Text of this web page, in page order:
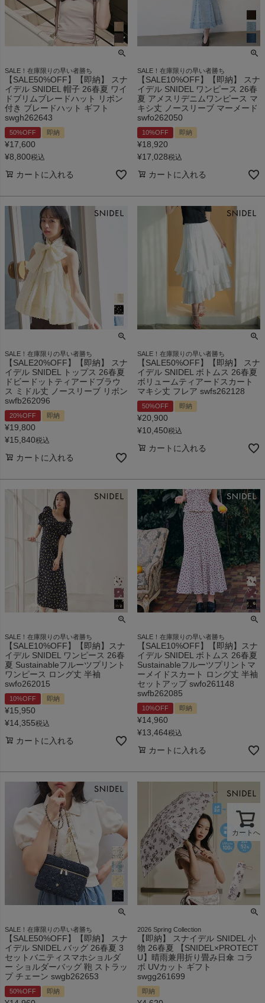
SALE！在庫限りの早い者勝ち
【SALE50%OFF】【即納】 スナ
イデル SNIDEL 帽子 26春夏 ワイ
ドブリムブレードハット リボン
付き ブレードハット ギフト
swgh262643
50%OFF 即納
¥17,600
¥8,800税込
カートに入れる
SALE！在庫限りの早い者勝ち
【SALE10%OFF】【即納】 スナ
イデル SNIDEL ワンピース 26春
夏 アメスリデニムワンピース マ
キシ丈 ノースリーブ マーメード
swfo262050
10%OFF 即納
¥18,920
¥17,028税込
カートに入れる
SALE！在庫限りの早い者勝ち
【SALE20%OFF】【即納】 スナ
イデル SNIDEL トップス 26春夏
ドビードットティアードブラウ
ス ミドル丈 ノースリーブ リボン
swfb262096
20%OFF 即納
¥19,800
¥15,840税込
カートに入れる
SALE！在庫限りの早い者勝ち
【SALE50%OFF】【即納】 スナ
イデル SNIDEL ボトムス 26春夏
ボリュームティアードスカート
マキシ丈 フレア swfs262128
50%OFF 即納
¥20,900
¥10,450税込
カートに入れる
SALE！在庫限りの早い者勝ち
【SALE10%OFF】【即納】スナ
イデル SNIDEL ワンピース 26春
夏 Sustainableフルーツプリント
ワンピース ロング丈 半袖
swfo262015
10%OFF 即納
¥15,950
¥14,355税込
カートに入れる
SALE！在庫限りの早い者勝ち
【SALE10%OFF】【即納】スナ
イデル SNIDEL ボトムス 26春夏
Sustainableフルーツプリントマ
ーメイドスカート ロング丈 半袖
セットアップ swfo261148
swfb262085
10%OFF 即納
¥14,960
¥13,464税込
カートに入れる
SALE！在庫限りの早い者勝ち
【SALE50%OFF】【即納】 スナ
イデル SNIDEL バッグ 26春夏 3
セットバニティスマホショルダ
ー ショルダーバッグ 鞄 ストラッ
プ チェーン swgb262653
50%OFF 即納
2026 Spring Collection
【即納】 スナイデル SNIDEL 小
物 26春夏 【SNIDEL×PROTECT
U】晴雨兼用折り畳み日傘 コラ
ボ UVカット ギフト
swgg261699
即納
カートへ